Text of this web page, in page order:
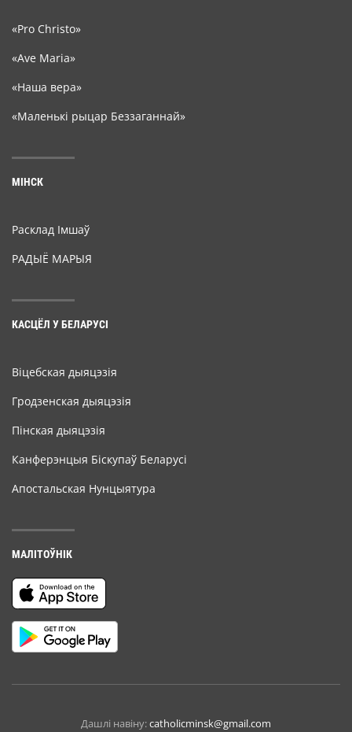
«Pro Christo»
«Ave Maria»
«Наша вера»
«Маленькі рыцар Беззаганнай»
МІНСК
Расклад Імшаў
РАДЫЁ МАРЫЯ
КАСЦЁЛ У БЕЛАРУСІ
Віцебская дыяцэзія
Гродзенская дыяцэзія
Пінская дыяцэзія
Канферэнцыя Біскупаў Беларусі
Апостальская Нунцыятура
МАЛІТОЎНІК
Дашлі навіну:catholicminsk@gmail.com